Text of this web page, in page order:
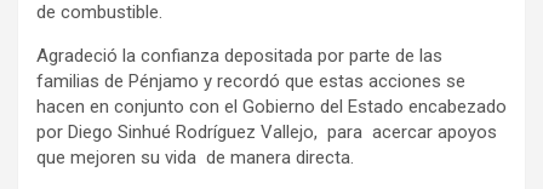
de combustible.
Agradeció la confianza depositada por parte de las
familias de Pénjamo y recordó que estas acciones se
hacen en conjunto con el Gobierno del Estado encabezado
por Diego Sinhué Rodríguez Vallejo, para acercar apoyos
que mejoren su vida de manera directa.